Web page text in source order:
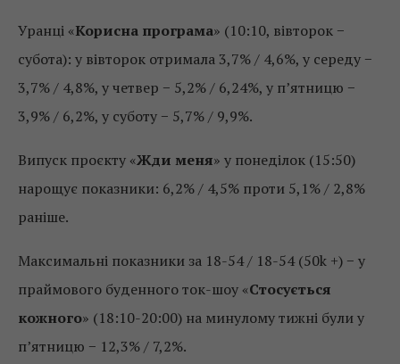
Уранці «Корисна програма» (10:10, вівторок −
субота): у вівторок отримала 3,7% / 4,6%, у середу −
3,7% / 4,8%, у четвер − 5,2% / 6,24%, у п’ятницю −
3,9% / 6,2%, у суботу − 5,7% / 9,9%.
Випуск проєкту «Жди меня» у понеділок (15:50)
нарощує показники: 6,2% / 4,5% проти 5,1% / 2,8%
раніше.
Максимальні показники за 18-54 / 18-54 (50k +) − у
праймового буденного ток-шоу «Стосується
кожного» (18:10-20:00) на минулому тижні були у
п’ятницю − 12,3% / 7,2%.